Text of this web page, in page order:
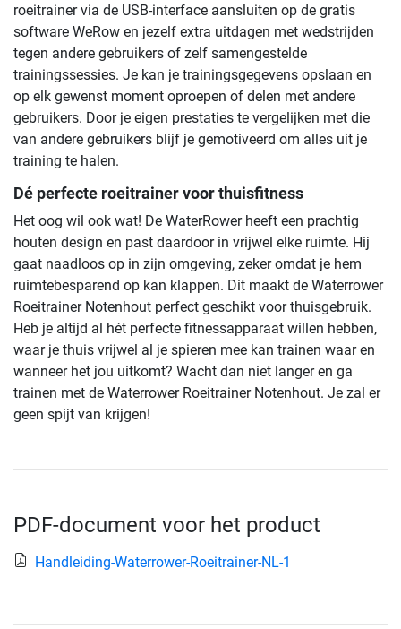
roeitrainer via de USB-interface aansluiten op de gratis
software WeRow en jezelf extra uitdagen met wedstrijden
tegen andere gebruikers of zelf samengestelde
trainingssessies. Je kan je trainingsgegevens opslaan en
op elk gewenst moment oproepen of delen met andere
gebruikers. Door je eigen prestaties te vergelijken met die
van andere gebruikers blijf je gemotiveerd om alles uit je
training te halen.
Dé perfecte roeitrainer voor thuisfitness
Het oog wil ook wat! De WaterRower heeft een prachtig
houten design en past daardoor in vrijwel elke ruimte. Hij
gaat naadloos op in zijn omgeving, zeker omdat je hem
ruimtebesparend op kan klappen. Dit maakt de Waterrower
Roeitrainer Notenhout perfect geschikt voor thuisgebruik.
Heb je altijd al hét perfecte fitnessapparaat willen hebben,
waar je thuis vrijwel al je spieren mee kan trainen waar en
wanneer het jou uitkomt? Wacht dan niet langer en ga
trainen met de Waterrower Roeitrainer Notenhout. Je zal er
geen spijt van krijgen!
PDF-document voor het product
Handleiding-Waterrower-Roeitrainer-NL-1